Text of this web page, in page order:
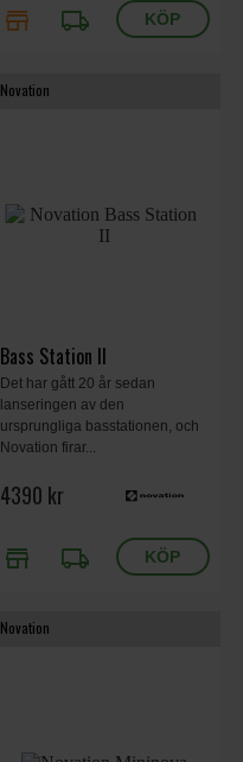
store local_shipping
Novation
Bass Station II
Det har gått 20 år sedan
lanseringen av den
ursprungliga basstationen, och
Novation firar...
4390 kr
store local_shipping
Novation